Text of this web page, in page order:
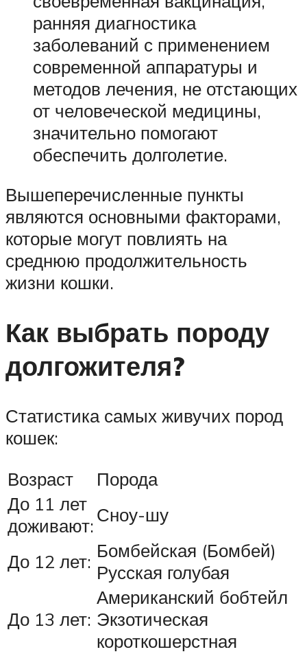
ранняя диагностика
заболеваний с применением
современной аппаратуры и
методов лечения, не отстающих
от человеческой медицины,
значительно помогают
обеспечить долголетие.
Вышеперечисленные пункты
являются основными факторами,
которые могут повлиять на
среднюю продолжительность
жизни кошки.
Как выбрать породу
долгожителя?
Статистика самых живучих пород
кошек:
Возраст
Порода
До 11 лет
доживают: Сноу-шу
До 12 лет: Бомбейская (Бомбей)
Русская голубая
До 13 лет:
Американский бобтейл
Экзотическая
короткошерстная